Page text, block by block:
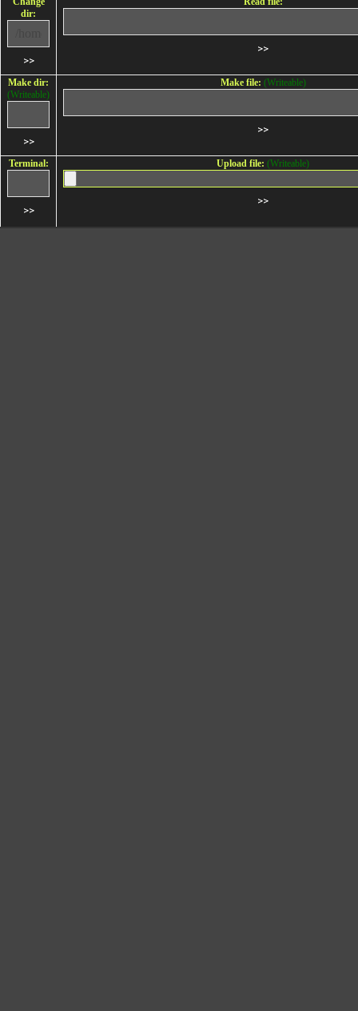
dir:
Make dir:
(Writeable)
Make file: (Writeable)
Terminal: Upload file: (Writeable)